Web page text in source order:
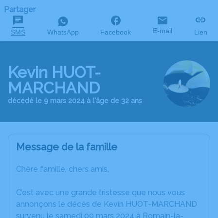
Partager
SMS WhatsApp Facebook E-mail Lien
Kevin HUOT-
MARCHAND
décédé le 9 mars 2024 à l'âge de 32 ans
Message de la famille
Chère famille, chers amis,
C’est avec une grande tristesse que nous vous
annonçons le décès de Kevin HUOT-MARCHAND
survenu le samedi 09 mars 2024 à Romain-la-